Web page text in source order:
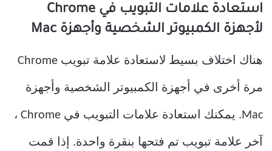
استعادة علامات التبويب في Chrome
لأجهزة الكمبيوتر الشخصية وأجهزة Mac
هناك اختلاف بسيط لاستعادة علامة تبويب Chrome
مرة أخرى في أجهزة الكمبيوتر الشخصية وأجهزة
Mac. يمكنك استعادة علامات التبويب في Chrome ،
آخر علامة تبويب تم فتحها بنقرة واحدة. إذا قمت